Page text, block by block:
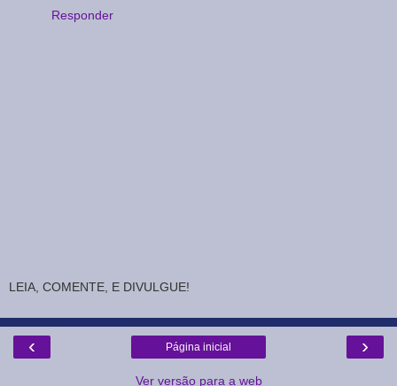
Responder
LEIA, COMENTE, E DIVULGUE!
‹ ›
Página inicial
Ver versão para a web